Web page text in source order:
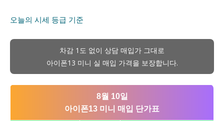
오늘의 시세 등급 기준
차감 1도 없이 상담 매입가 그대로
아이폰13 미니 실 매입 가격을 보장합니다.
8월 10일
아이폰13 미니 매입 단가표